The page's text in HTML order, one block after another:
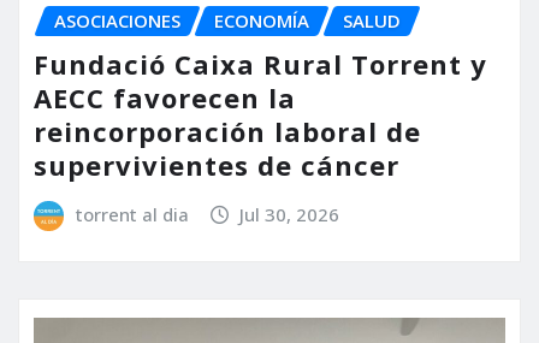
ASOCIACIONES ECONOMÍA SALUD
Fundació Caixa Rural Torrent y
AECC favorecen la
reincorporación laboral de
supervivientes de cáncer
torrent al dia Jul 30, 2026